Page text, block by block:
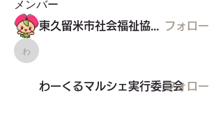
メンバー
フォロー
わーくるマルシェ実行委員会
わーくるマルシェ実行委員会フォロー